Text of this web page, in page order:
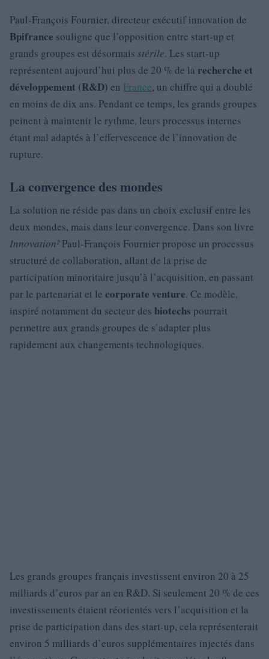
Paul-François Fournier, directeur exécutif innovation de
Bpifrance souligne que l’opposition entre start-up et
grands groupes est désormais stérile. Les start-up
représentent aujourd’hui plus de 20 % de la recherche et
développement (R&D) en France, un chiffre qui a doublé
en moins de dix ans. Pendant ce temps, les grands groupes
peinent à maintenir le rythme, leurs processus internes
étant mal adaptés à l’effervescence de l’innovation de
rupture.
La convergence des mondes
La solution ne réside pas dans un choix exclusif entre les
deux mondes, mais dans leur convergence. Dans son livre
Innovation²Paul-François Fournier propose un processus
structuré de collaboration, allant de la prise de
participation minoritaire jusqu’à l’acquisition, en passant
par le partenariat et le corporate venture. Ce modèle,
inspiré notamment du secteur des biotechs pourrait
permettre aux grands groupes de s’adapter plus
rapidement aux changements technologiques.
Les grands groupes français investissent environ 20 à 25
milliards d’euros par an en R&D. Si seulement 20 % de ces
investissements étaient réorientés vers l’acquisition et la
prise de participation dans des start-up, cela représenterait
environ 5 milliards d’euros supplémentaires injectés dans